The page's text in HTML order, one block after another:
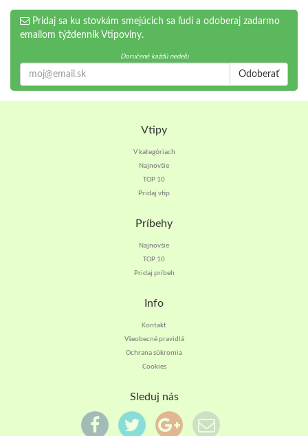
Pridaj sa ku stovkám smejúcich sa ľudí a odoberaj zadarmo
emailom týždenník Vtipoviny.
Doručené každú nedeľu
Odoberať
Vtipy
V kategóriach
Najnovšie
TOP 10
Pridaj vtip
Príbehy
Najnovšie
TOP 10
Pridaj príbeh
Info
Kontakt
Všeobecné pravidlá
Ochrana súkromia
Cookies
Sleduj nás